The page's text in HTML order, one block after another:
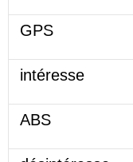
GPS
intéresse
ABS